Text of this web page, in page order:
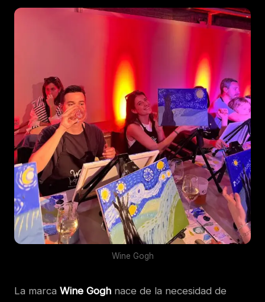
Wine Gogh
La marca Wine Gogh nace de la necesidad de